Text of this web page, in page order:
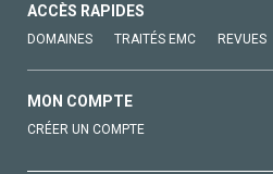
ACCÈS RAPIDES
DOMAINES TRAITÉS EMC REVUES
MON COMPTE
CRÉER UN COMPTE